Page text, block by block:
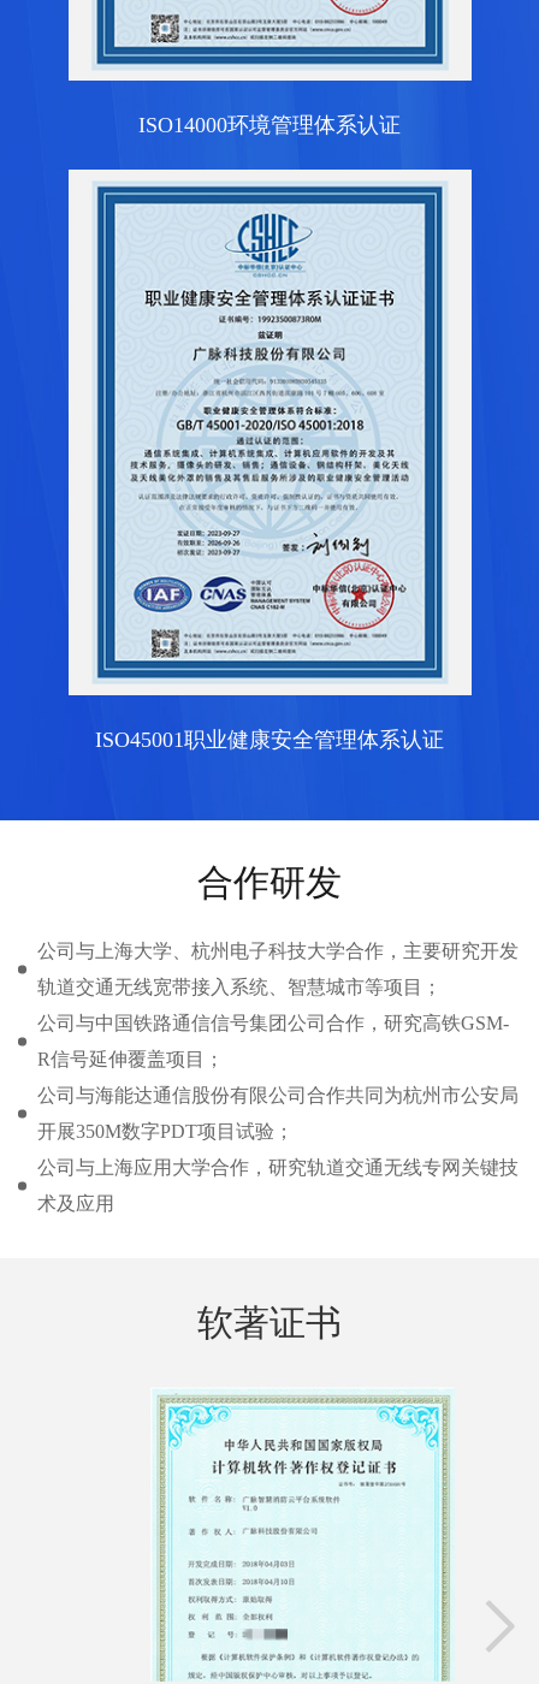
ISO14000环境管理体系认证
ISO45001职业健康安全管理体系认证
合作研发
公司与上海大学、杭州电子科技大学合作，主要研究开发
轨道交通无线宽带接入系统、智慧城市等项目；
公司与中国铁路通信信号集团公司合作，研究高铁GSM-
R信号延伸覆盖项目；
公司与海能达通信股份有限公司合作共同为杭州市公安局
开展350M数字PDT项目试验；
公司与上海应用大学合作，研究轨道交通无线专网关键技
术及应用
软著证书